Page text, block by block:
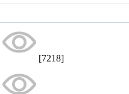
[7218]